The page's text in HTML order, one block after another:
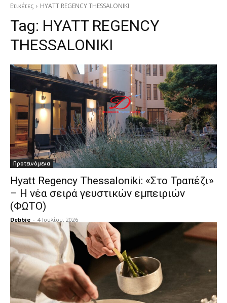
Ετικέτες HYATT REGENCY THESSALONIKI
Tag: HYATT REGENCY
THESSALONIKI
Προτεινόμενα
Hyatt Regency Thessaloniki: «Στο Τραπέζι»
– Η νέα σειρά γευστικών εμπειριών
(ΦΩΤΟ)
Debbie - 4 Ιουλίου, 2026